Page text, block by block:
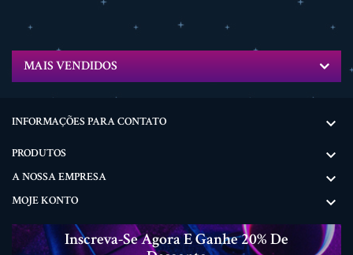
MAIS VENDIDOS
INFORMAÇÕES PARA CONTATO 
PRODUTOS 
A NOSSA EMPRESA 
MOJE KONTO 
Inscreva-Se Agora E Ganhe 20% De